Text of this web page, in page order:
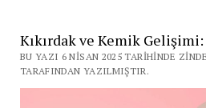
Kıkırdak ve Kemik
BU YAZI 6 NISAN 2025 TARIHINDE
TARAFINDAN YAZILMIŞTIR.